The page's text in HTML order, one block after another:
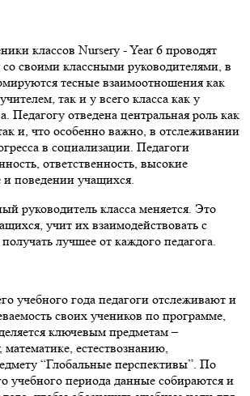
классов Nursery - Year 6 проводят
своими классными руководителями, в
тесные взаимоотношения как
так и у всего класса как у
Педагогу отведена центральная роль как
и, что особенно важно, в отслеживании
в социализации. Педагоги
ответственность, высокие
и поведении учащихся.
руководитель класса меняется. Это
учит их взаимодействовать с
лучшее от каждого педагога.
учебного года педагоги отслеживают и
своих учеников по программе,
ключевым предметам –
математике, естествознанию,
“Глобальные перспективы”. По
учебного периода данные собираются и